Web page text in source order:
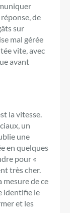
de
sur
mal gérée
vite, avec
avant
la vitesse.
un
une
en quelques
pour «
très cher.
mesure de ce
identifie le
et les